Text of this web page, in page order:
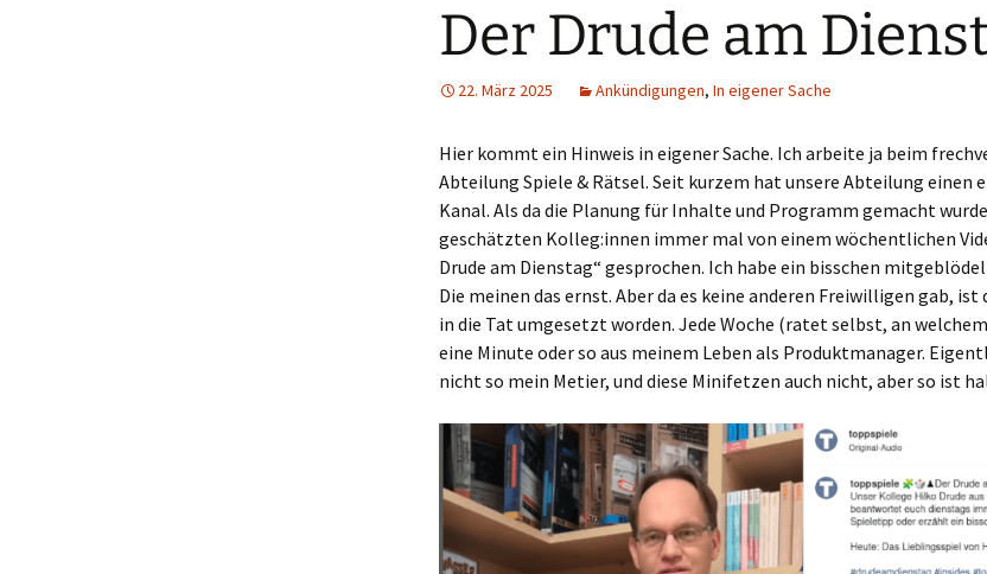
Der Drude am
22. März 2025 Ankündigungen, In eigener Sache
Hier kommt ein Hinweis in eigener Sache. Ich arbeite ja beim
Abteilung Spiele & Rätsel. Seit kurzem hat unsere Abteilung einen
Kanal. Als da die Planung für Inhalte und Programm gemacht
geschätzten Kolleg:innen immer mal von einem wöchentlichen
Drude am Dienstag“ gesprochen. Ich habe ein bisschen
Die meinen das ernst. Aber da es keine anderen Freiwilligen gab,
in die Tat umgesetzt worden. Jede Woche (ratet selbst, an
eine Minute oder so aus meinem Leben als Produktmanager.
nicht so mein Metier, und diese Minifetzen auch nicht, aber so ist